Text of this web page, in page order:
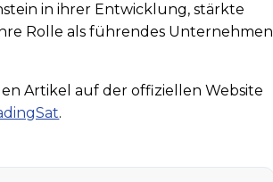
in ihrer Entwicklung, stärkte
Rolle als führendes Unternehmen
Artikel auf der offiziellen Website
.